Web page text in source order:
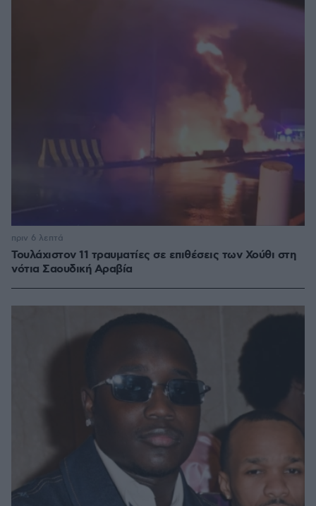
Τουλάχιστον 11 τραυματίες σε επιθέσεις των Χούθι στη
νότια Σαουδική Αραβία
πριν 6 λεπτά